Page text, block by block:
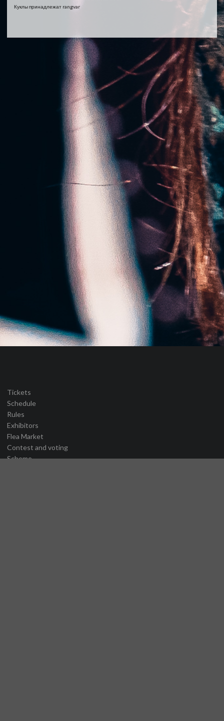
Куклы принадлежат rangvar
Tickets
Schedule
Rules
Exhibitors
Flea Market
Contest and voting
Scheme